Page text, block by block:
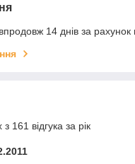
14 днів за рахунок
161 відгука за рік